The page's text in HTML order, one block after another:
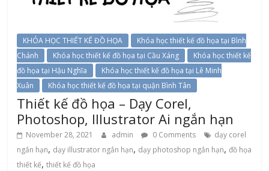
KHÓA HỌC THIẾT KẾ ĐỒ HỌA
Khóa học thiết kế đồ họa tại Bình
Chánh
Khóa học thiết kế đồ họa tại Cầu Xáng
Khóa học thiết kế
đồ họa tại Hậu Nghĩa
Khóa học thiết kế đồ họa tại Lê Minh
Xuân
Khóa học thiết kế đồ họa tại quận Bình Tân
Thiết kế đồ họa – Dạy Corel,
Photoshop, Illustrator Ai ngắn hạn
November 28, 2021 admin 0 Comments
dạy corel
ngắn hạn, dạy illustrator ngắn hạn, dạy photoshop ngắn hạn,đồ họa
thiết kế,thiết kế đồ họa